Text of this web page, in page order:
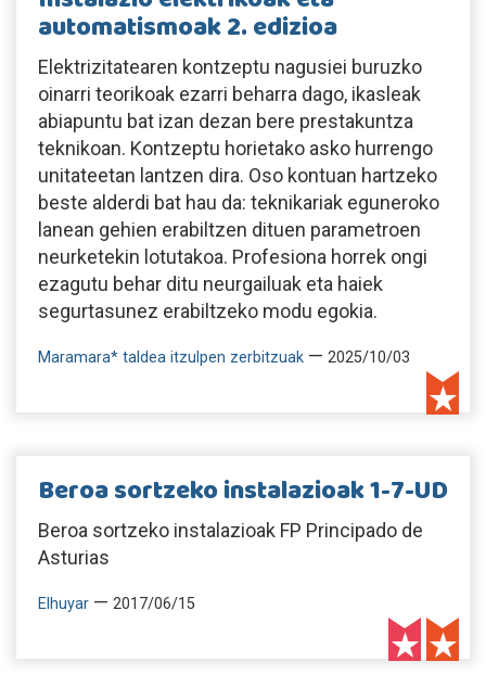
automatismoak 2. edizioa
Elektrizitatearen kontzeptu nagusiei buruzko
oinarri teorikoak ezarri beharra dago, ikasleak
abiapuntu bat izan dezan bere prestakuntza
teknikoan. Kontzeptu horietako asko hurrengo
unitateetan lantzen dira. Oso kontuan hartzeko
beste alderdi bat hau da: teknikariak eguneroko
lanean gehien erabiltzen dituen parametroen
neurketekin lotutakoa. Profesiona horrek ongi
ezagutu behar ditu neurgailuak eta haiek
segurtasunez erabiltzeko modu egokia.
Maramara* taldea itzulpen zerbitzuak — 2025/10/03
Beroa sortzeko instalazioak 1-7-UD
Beroa sortzeko instalazioak FP Principado de
Asturias
Elhuyar — 2017/06/15